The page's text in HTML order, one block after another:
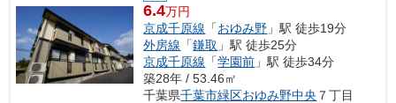
6.4万円
京成千原線 「おゆみ野 」駅 徒歩19分
外房線 「鎌取 」駅 徒歩25分
京成千原線 「学園前 」駅 徒歩34分
築28年 / 53.46㎡
千葉県千葉市緑区おゆみ野中央 ７丁目